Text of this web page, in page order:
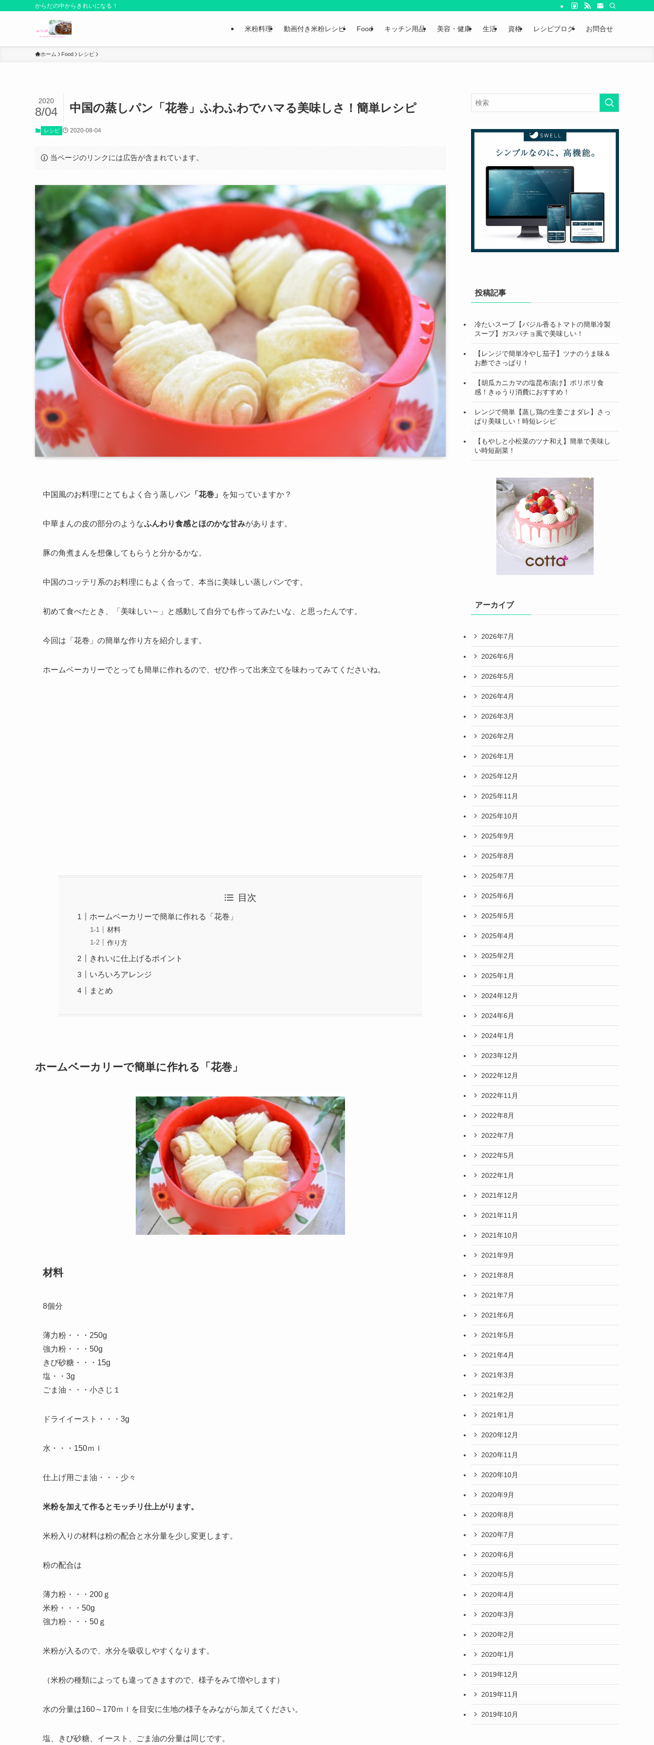
からだの中からきれいになる！
米粉料理 動画付き米粉レシピ Food キッチン用品 美容・健康 生活 資格 レシピブログ お問合せ
ホーム Food レシピ
中国の蒸しパン「花巻」ふわふわでハマる美味しさ！簡単レシピ
2020
8/04
レシピ 2020-08-04
当ページのリンクには広告が含まれています。
中国風のお料理にとてもよく合う蒸しパン 「花巻」 を知っていますか？
中華まんの皮の部分のようなふんわり食感とほのかな甘みがあります。
豚の角煮まんを想像してもらうと分かるかな。
中国のコッテリ系のお料理にもよく合って、本当に美味しい蒸しパンです。
初めて食べたとき、「美味しい～」と感動して自分でも作ってみたいな、と思ったんです。
今回は「花巻」の簡単な作り方を紹介します。
ホームベーカリーでとっても簡単に作れるので、ぜひ作って出来立てを味わってみてくださいね。
目次
ホームベーカリーで簡単に作れる「花巻」
材料
作り方
きれいに仕上げるポイント
いろいろアレンジ
まとめ
ホームベーカリーで簡単に作れる「花巻」
材料
8個分
薄力粉・・・250g
強力粉・・・50g
きび砂糖・・・15g
塩・・3g
ごま油・・・小さじ１
ドライイースト・・・3g
水・・・150ｍｌ
仕上げ用ごま油・・・少々
米粉を加えて作るとモッチリ仕上がります。
米粉入りの材料は粉の配合と水分量を少し変更します。
粉の配合は
薄力粉・・・200ｇ
米粉・・・50g
強力粉・・・50ｇ
米粉が入るので、水分を吸収しやすくなります。
（米粉の種類によっても違ってきますので、様子をみて増やします）
水の分量は160～170ｍｌを目安に生地の様子をみながら加えてください。
塩、きび砂糖、イースト、ごま油の分量は同じです。
投稿記事
冷たいスープ【バジル香るトマトの簡単冷製
スープ】ガスパチョ風で美味しい！
【レンジで簡単冷やし茄子】ツナのうま味＆
お酢でさっぱり！
【胡瓜カニカマの塩昆布漬け】ポリポリ食
感！きゅうり消費におすすめ！
レンジで簡単【蒸し鶏の生姜ごまダレ】さっ
ぱり美味しい！時短レシピ
【もやしと小松菜のツナ和え】簡単で美味し
い時短副菜！
アーカイブ
2026年7月
2026年6月
2026年5月
2026年4月
2026年3月
2026年2月
2026年1月
2025年12月
2025年11月
2025年10月
2025年9月
2025年8月
2025年7月
2025年6月
2025年5月
2025年4月
2025年2月
2025年1月
2024年12月
2024年6月
2024年1月
2023年12月
2022年12月
2022年11月
2022年8月
2022年7月
2022年5月
2022年1月
2021年12月
2021年11月
2021年10月
2021年9月
2021年8月
2021年7月
2021年6月
2021年5月
2021年4月
2021年3月
2021年2月
2021年1月
2020年12月
2020年11月
2020年10月
2020年9月
2020年8月
2020年7月
2020年6月
2020年5月
2020年4月
2020年3月
2020年2月
2020年1月
2019年12月
2019年11月
2019年10月